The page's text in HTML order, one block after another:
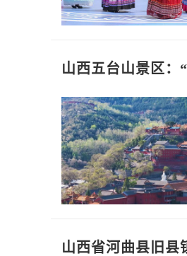
山西五台山景区：
山西省河曲县旧县